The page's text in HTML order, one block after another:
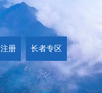
注册 长者专区